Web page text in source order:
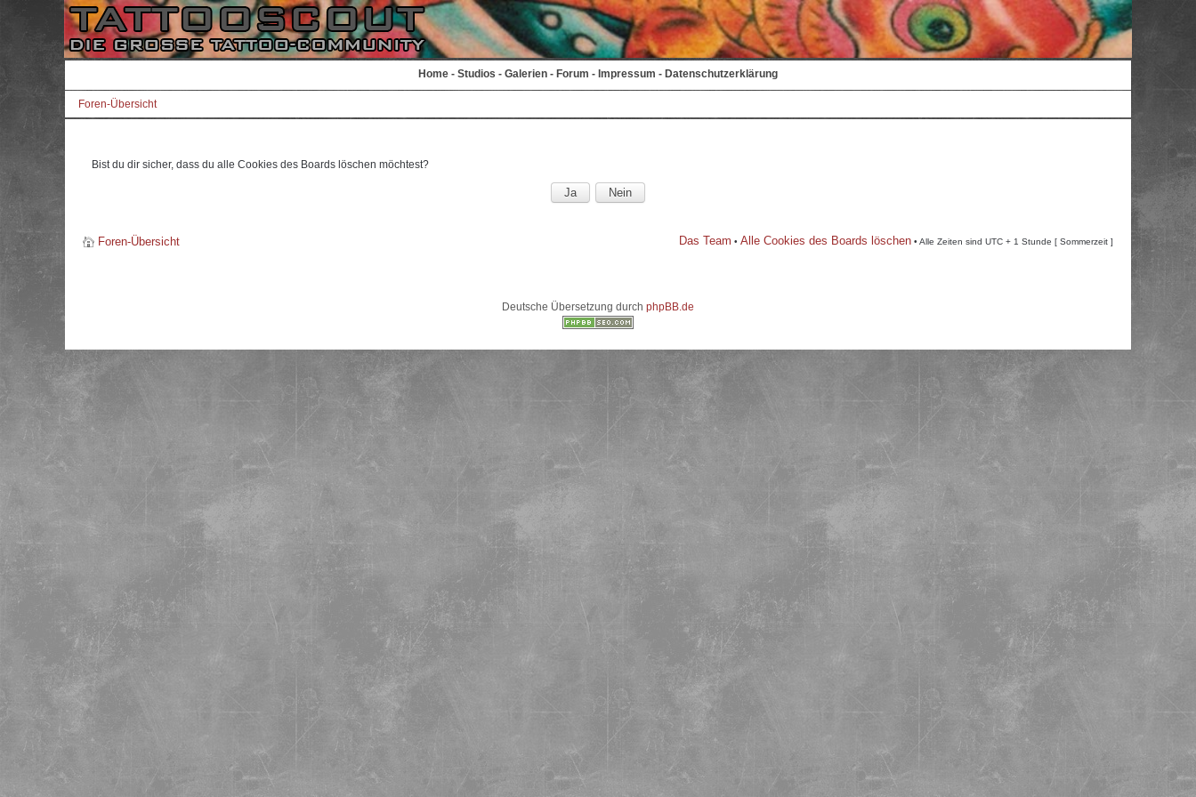
Home - Studios - Galerien - Forum - Impressum - Datenschutzerklärung
Foren-Übersicht
Bist du dir sicher, dass du alle Cookies des Boards löschen möchtest?
Foren-Übersicht Das Team • Alle Cookies des Boards löschen • Alle Zeiten sind UTC + 1 Stunde [ Sommerzeit ]
Deutsche Übersetzung durch phpBB.de